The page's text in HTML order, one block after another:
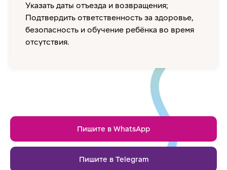
Указать даты отъезда и возвращения;
Подтвердить ответственность за здоровье,
безопасность и обучение ребёнка во время
отсутствия.
Пишите в WhatsApp
Пишите в Telegram